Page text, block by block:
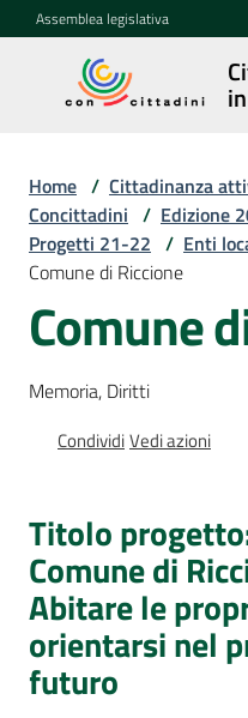
Vai al contenuto
Vai alla navigazione
Vai al footer
Assemblea legislativa
attiva in
Concittadini
Menu selezionato
Porte
aperte
Assemblea
Percorsi
sulla
memoria
Home / Cittadinanza
Concittadini / Edizione
Progetti 21-22 / Enti
Comune di Riccione
Comune
Memoria, Diritti
CondividiVedi azioni
Titolo
Comune di
Abitare le
orientarsi nel
futuro